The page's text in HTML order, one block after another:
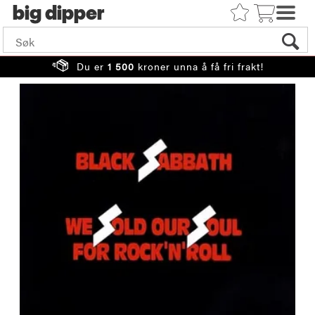
big
Du er 1 500 kroner unna å få fri frakt!